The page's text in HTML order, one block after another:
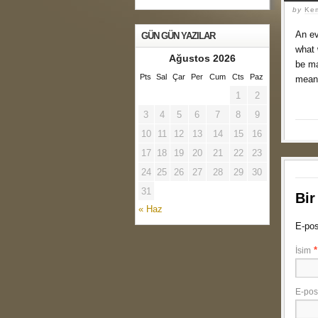
by
An
what
be
Bir
E-
İsim *
E-
GÜN GÜN YAZILAR
Ağustos 2026
Pts Sal Çar Per Cum Cts Paz
« Haz
1
2
3
4 5 6 7 8
9
10
11 12 13 14 15
16
17
18 19 20 21 22
23
24 25 26 27 28 29
30
31